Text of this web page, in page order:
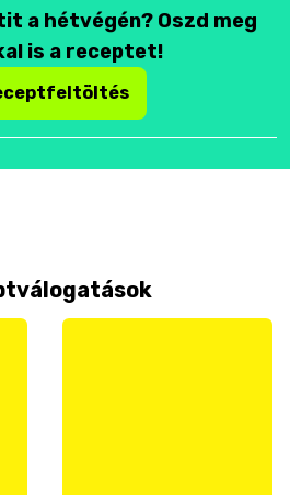
a hétvégén? Oszd meg
is a receptet!